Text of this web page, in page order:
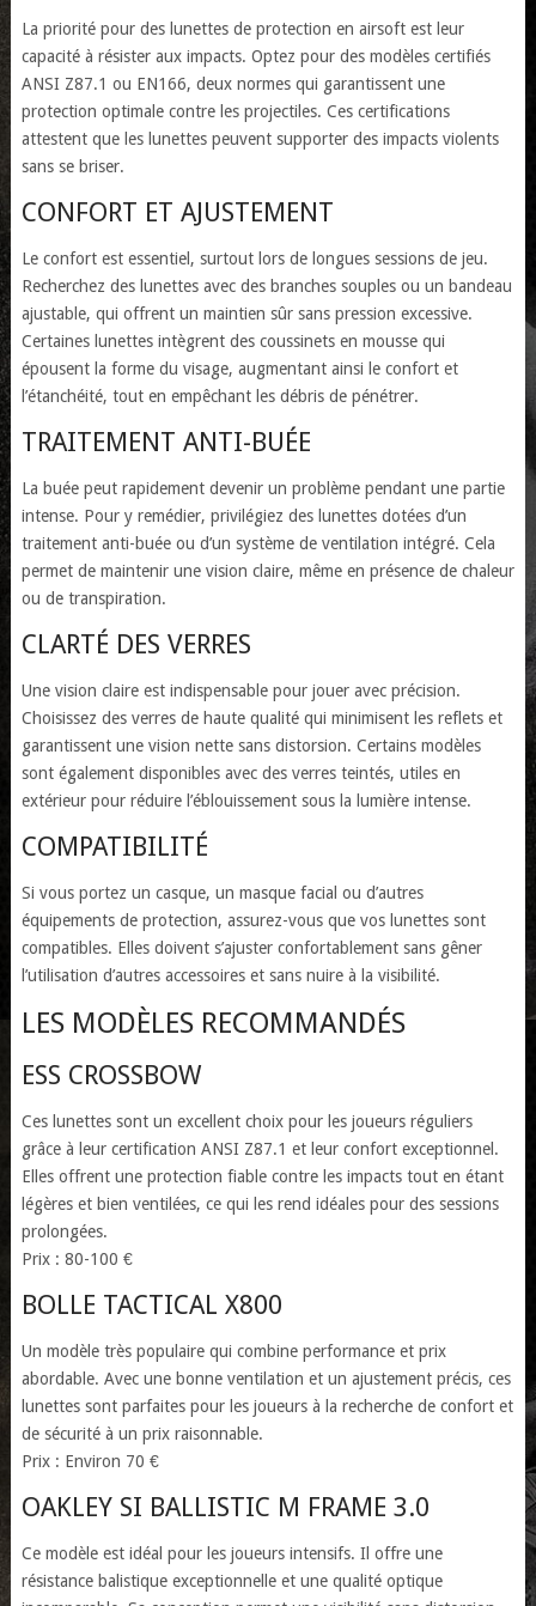
La priorité pour des lunettes de protection en airsoft est leur
capacité à résister aux impacts. Optez pour des modèles certifiés
ANSI Z87.1 ou EN166, deux normes qui garantissent une
protection optimale contre les projectiles. Ces certifications
attestent que les lunettes peuvent supporter des impacts violents
sans se briser.
CONFORT ET AJUSTEMENT
Le confort est essentiel, surtout lors de longues sessions de jeu.
Recherchez des lunettes avec des branches souples ou un bandeau
ajustable, qui offrent un maintien sûr sans pression excessive.
Certaines lunettes intègrent des coussinets en mousse qui
épousent la forme du visage, augmentant ainsi le confort et
l’étanchéité, tout en empêchant les débris de pénétrer.
TRAITEMENT ANTI-BUÉE
La buée peut rapidement devenir un problème pendant une partie
intense. Pour y remédier, privilégiez des lunettes dotées d’un
traitement anti-buée ou d’un système de ventilation intégré. Cela
permet de maintenir une vision claire, même en présence de chaleur
ou de transpiration.
CLARTÉ DES VERRES
Une vision claire est indispensable pour jouer avec précision.
Choisissez des verres de haute qualité qui minimisent les reflets et
garantissent une vision nette sans distorsion. Certains modèles
sont également disponibles avec des verres teintés, utiles en
extérieur pour réduire l’éblouissement sous la lumière intense.
COMPATIBILITÉ
Si vous portez un casque, un masque facial ou d’autres
équipements de protection, assurez-vous que vos lunettes sont
compatibles. Elles doivent s’ajuster confortablement sans gêner
l’utilisation d’autres accessoires et sans nuire à la visibilité.
LES MODÈLES RECOMMANDÉS
ESS CROSSBOW
Ces lunettes sont un excellent choix pour les joueurs réguliers
grâce à leur certification ANSI Z87.1 et leur confort exceptionnel.
Elles offrent une protection fiable contre les impacts tout en étant
légères et bien ventilées, ce qui les rend idéales pour des sessions
prolongées.
Prix : 80-100 €
BOLLE TACTICAL X800
Un modèle très populaire qui combine performance et prix
abordable. Avec une bonne ventilation et un ajustement précis, ces
lunettes sont parfaites pour les joueurs à la recherche de confort et
de sécurité à un prix raisonnable.
Prix : Environ 70 €
OAKLEY SI BALLISTIC M FRAME 3.0
Ce modèle est idéal pour les joueurs intensifs. Il offre une
résistance balistique exceptionnelle et une qualité optique